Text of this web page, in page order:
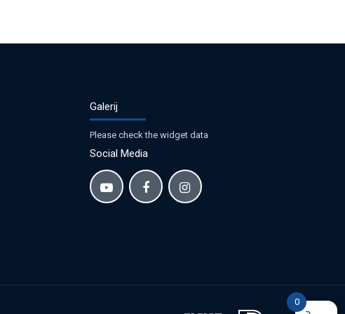
Galerij
Please check the widget data
Social Media
0